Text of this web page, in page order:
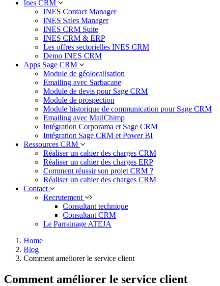
Ines CRM
INES Contact Manager
INES Sales Manager
INES CRM Suite
INES CRM & ERP
Les offres sectorielles INES CRM
Demo INES CRM
Apps Sage CRM
Module de géolocalisation
Emailing avec Sarbacane
Module de devis pour Sage CRM
Module de prospection
Module historique de communication pour Sage CRM
Emailing avec MailChimp
Intégration Corporama et Sage CRM
Intégration Sage CRM et Power BI
Ressources CRM
Réaliser un cahier des charges CRM
Réaliser un cahier des charges ERP
Comment réussir son projet CRM ?
Réaliser un cahier des charges CRM
Contact
Recrutement
Consultant technique
Consultant CRM
Le Parrainage ATEJA
Home
Blog
Comment ameliorer le service client
Comment améliorer le service client